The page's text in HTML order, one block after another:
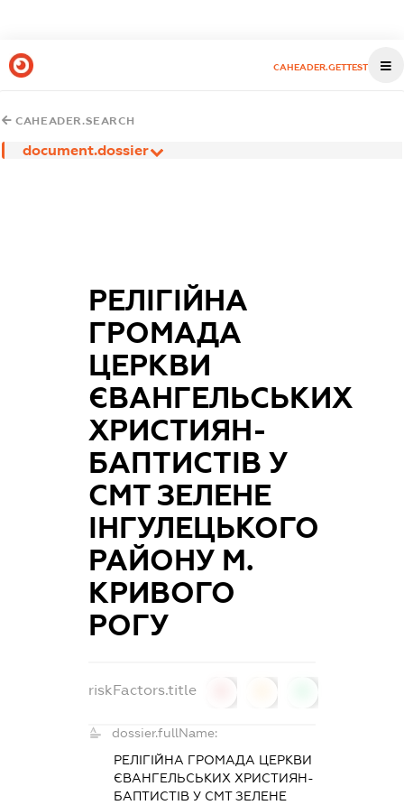
CAHEADER.GETTEST
CAHEADER.SEARCH
document.dossier
РЕЛІГІЙНА
ГРОМАДА
ЦЕРКВИ
ЄВАНГЕЛЬСЬКИХ
ХРИСТИЯН-
БАПТИСТІВ У
СМТ ЗЕЛЕНЕ
ІНГУЛЕЦЬКОГО
РАЙОНУ М.
КРИВОГО
РОГУ
riskFactors.title
dossier.fullName:
РЕЛІГІЙНА ГРОМАДА ЦЕРКВИ
ЄВАНГЕЛЬСЬКИХ ХРИСТИЯН-
БАПТИСТІВ У СМТ ЗЕЛЕНЕ